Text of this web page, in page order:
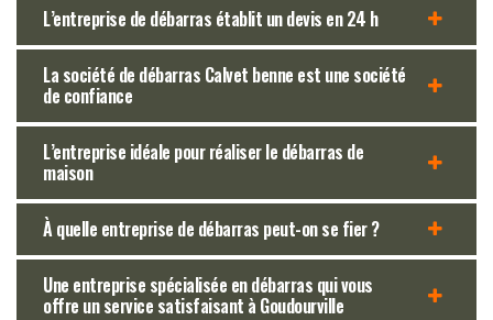
L’entreprise de débarras établit un devis en 24 h
La société de débarras Calvet benne est une société
de confiance
L’entreprise idéale pour réaliser le débarras de
maison
À quelle entreprise de débarras peut-on se fier ?
Une entreprise spécialisée en débarras qui vous
offre un service satisfaisant à Goudourville